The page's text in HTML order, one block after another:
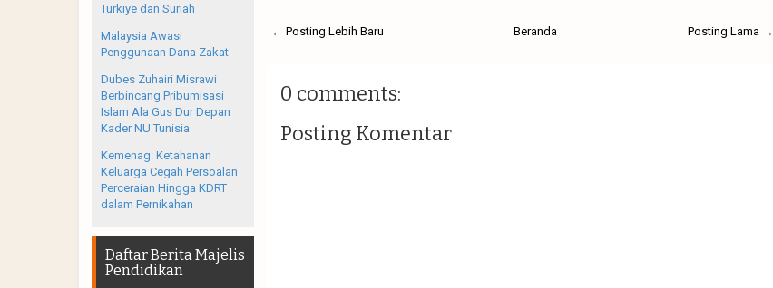
← Posting Lebih Baru Posting Lama →
Beranda
0 comments:
Posting Komentar
Turkiye dan Suriah
Malaysia Awasi
Penggunaan Dana Zakat
Dubes Zuhairi Misrawi
Berbincang Pribumisasi
Islam Ala Gus Dur Depan
Kader NU Tunisia
Kemenag: Ketahanan
Keluarga Cegah Persoalan
Perceraian Hingga KDRT
dalam Pernikahan
Daftar Berita Majelis
Pendidikan